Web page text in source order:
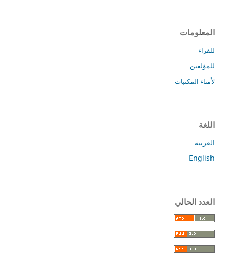
المعلومات
للقراء
للمؤلفين
لأمناء المكتبات
اللغة
العربية
English
العدد الحالي